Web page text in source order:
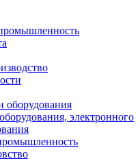
оборудования
электронного